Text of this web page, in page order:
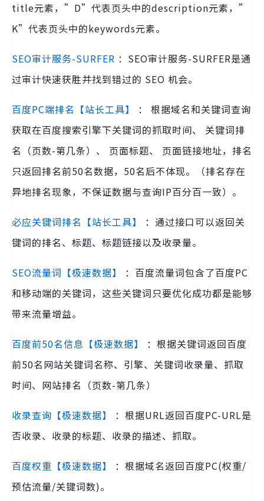
title元素，”D”代表页头中的description元素，”
K”代表页头中的keywords元素。
SEO审计服务-SURFER ：SEO审计服务-SURFER是通
过审计快速获胜并找到错过的 SEO 机会。
百度PC端排名【站长工具】
： 根据域名和关键词查询
获取在百度搜索引擎下关键词的抓取时间、 关键词排
名（页数-第几条）、 页面标题、 页面链接地址，排名
只返回排名前50名数据，50名后不体现。（排名存在
异地排名现象，不保证数据与查询IP百分百一致）。
必应关键词排名【站长工具】
：通过接口可以返回关
键词的排名、标题、标题链接以及收录量。
SEO流量词【极速数据】
：百度流量词包含了百度PC
和移动端的关键词，这些关键词只要优化成功都是能够
带来流量增益。
百度前50名信息【极速数据】
：根据关键词返回百度
前50名网站关键词名称、引擎、关键词收录量、抓取
时间、网站排名（页数-第几条）
收录查询【极速数据】
：根据URL返回百度PC-URL是
否收录、收录的标题、收录的描述、抓取。
百度权重【极速数据】
：根据域名返回百度PC(权重/
预估流量/关键词数)。